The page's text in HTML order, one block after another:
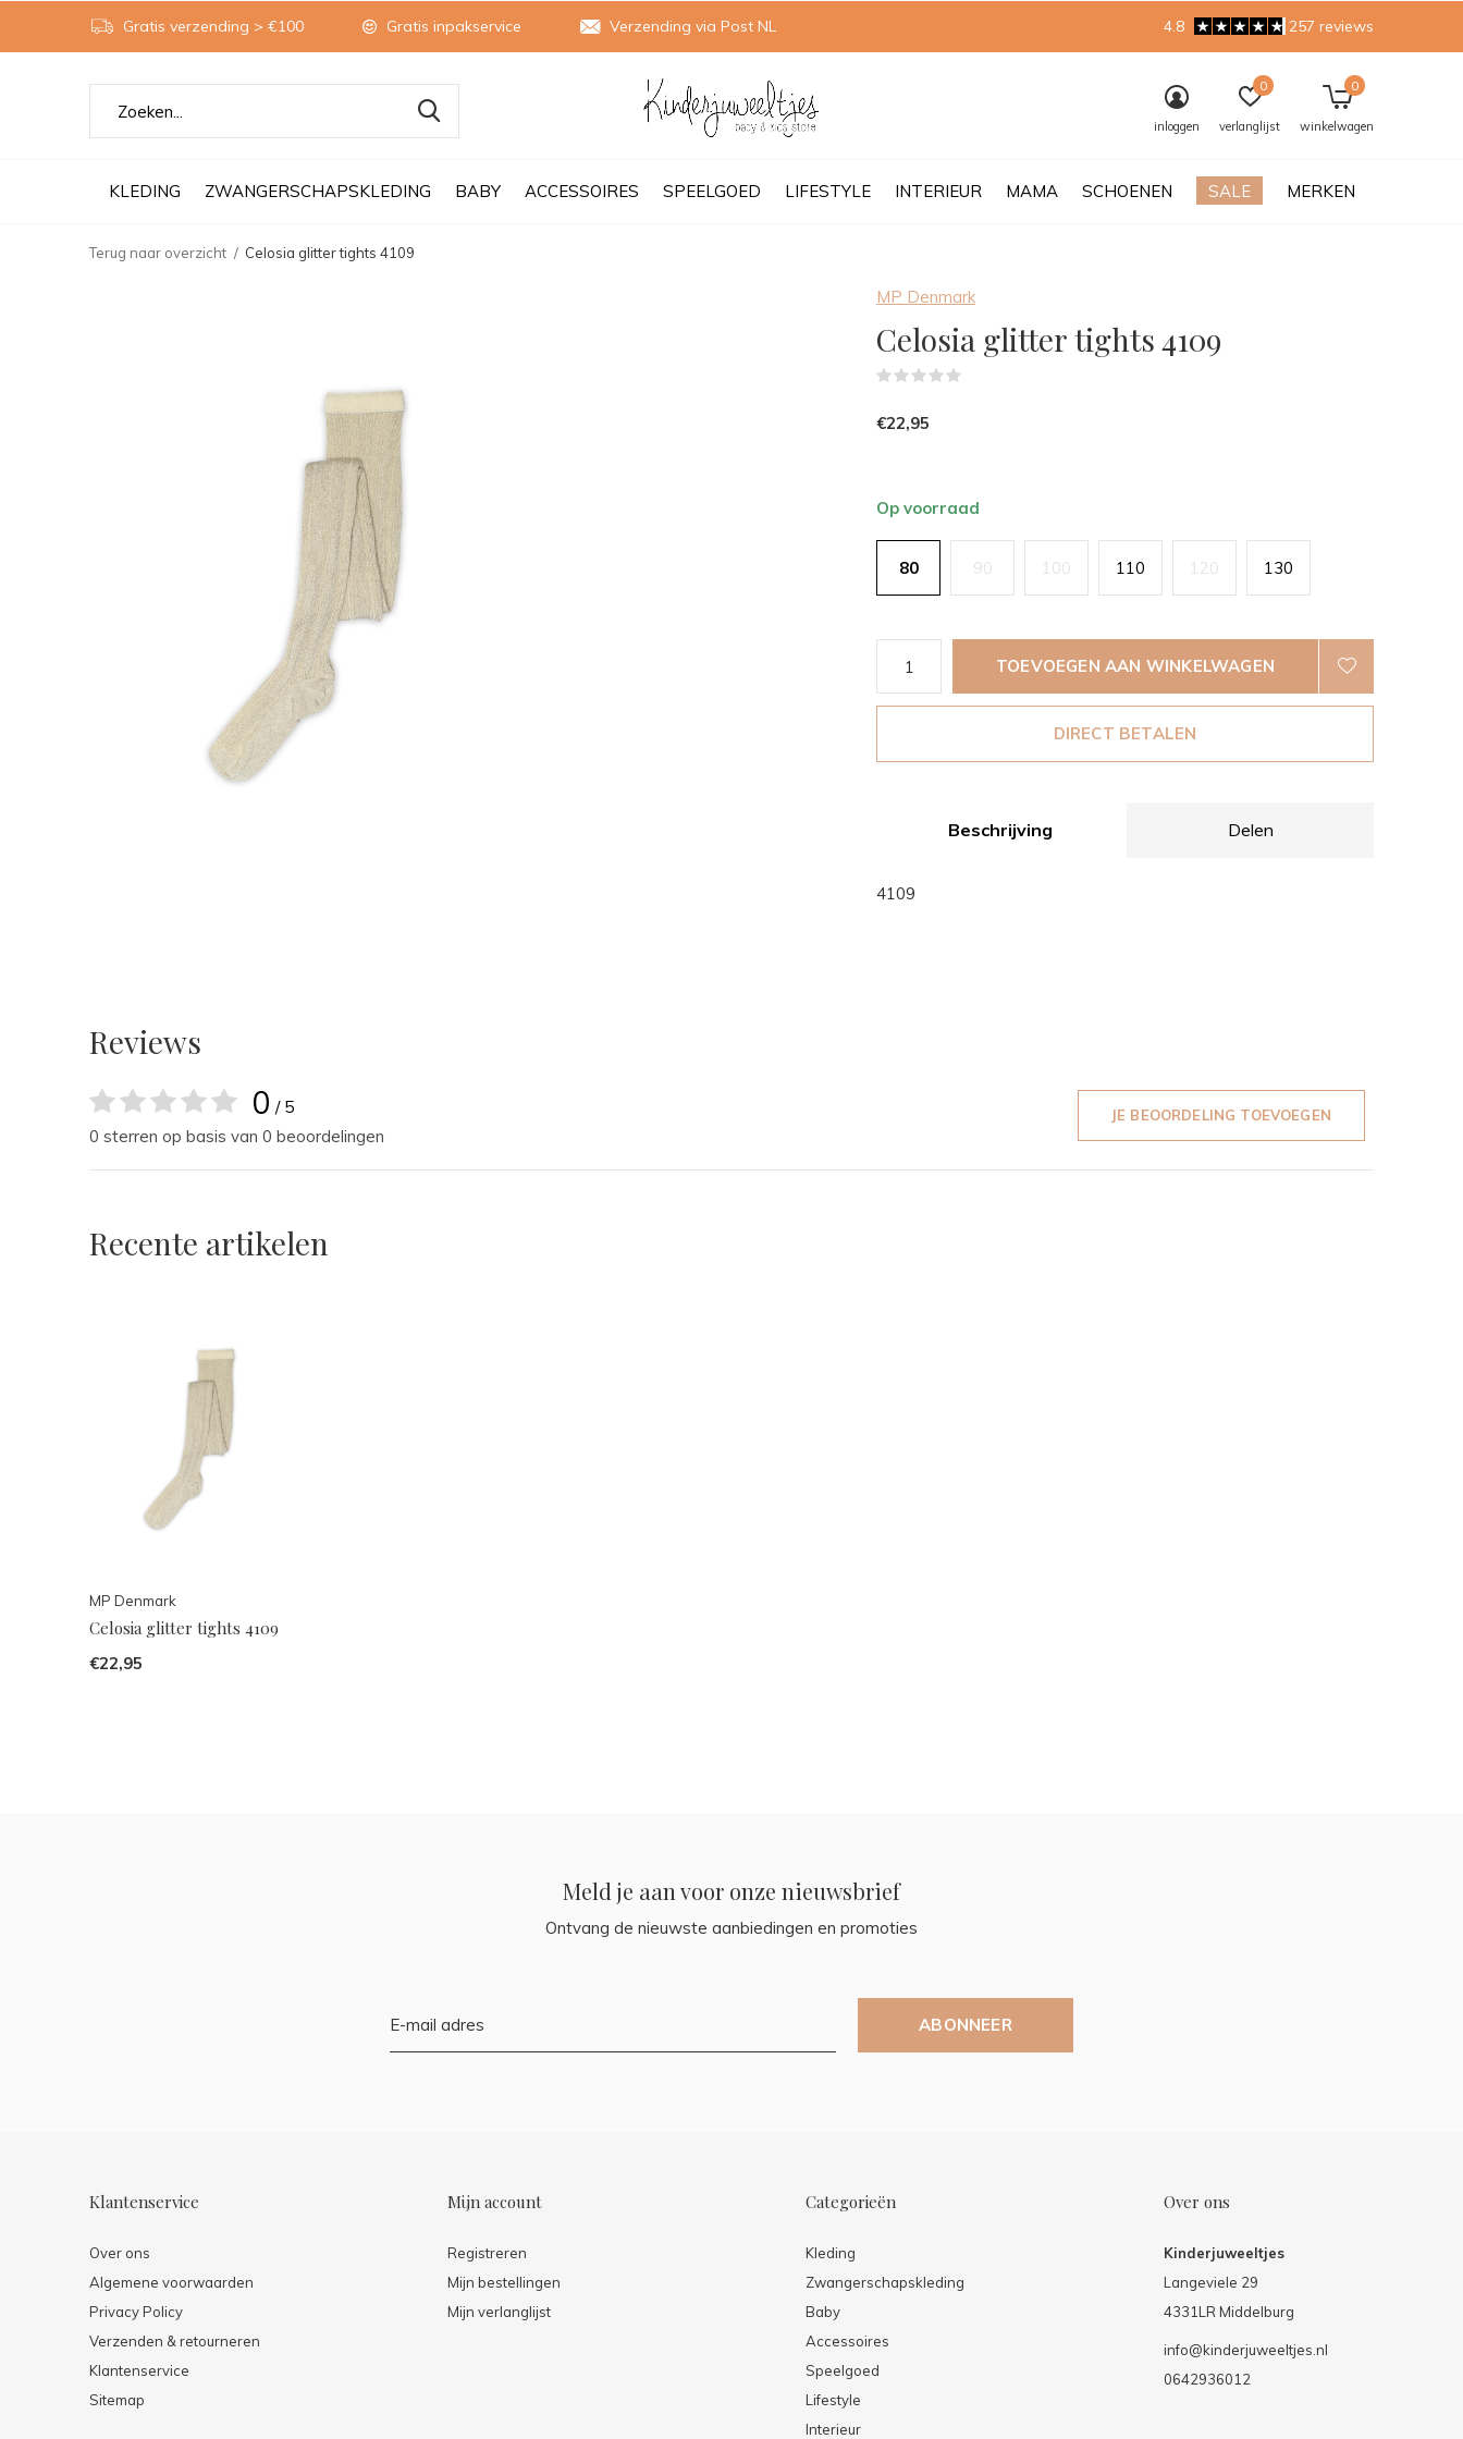
KLEDING ZWANGERSCHAPSKLEDING BABY ACCESSOIRES SPEELGOED LIFESTYLE INTERIEUR MAMA SCHOENEN SALE MERKEN
inloggen verlanglijst
0
winkelwagen
0
Gratis verzending > €100 Gratis inpakservice Verzending via Post NL 4.8 257 reviews
Terug naar overzicht Celosia glitter tights 4109
MP Denmark
Celosia glitter tights 4109
€22,95
Op voorraad
80 90 100 110 120 130
TOEVOEGEN AAN WINKELWAGEN
DIRECT BETALEN
Beschrijving Delen
4109
Reviews
0 / 5
0 sterren op basis van 0 beoordelingen
JE BEOORDELING TOEVOEGEN
Recente artikelen
MP Denmark
Celosia glitter tights 4109
€22,95
Meld je aan voor onze nieuwsbrief
Ontvang de nieuwste aanbiedingen en promoties
ABONNEER
Klantenservice
Over ons
Algemene voorwaarden
Privacy Policy
Verzenden & retourneren
Klantenservice
Sitemap
Mijn account
Registreren
Mijn bestellingen
Mijn verlanglijst
Categorieën
Kleding
Zwangerschapskleding
Baby
Accessoires
Speelgoed
Lifestyle
Interieur
Over ons
Kinderjuweeltjes
Langeviele 29
4331LR Middelburg
info@kinderjuweeltjes.nl
0642936012